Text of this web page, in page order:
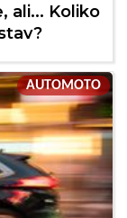
ali... Koliko
AUTOMOTO